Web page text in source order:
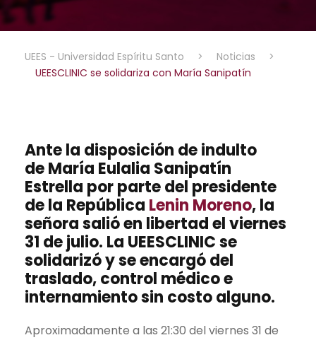
UEES - Universidad Espíritu Santo > Noticias
>
UEESCLINIC se solidariza con María Sanipatín
Ante la disposición de indulto
deMaría Eulalia Sanipatín
Estrella por parte del presidente
de la República Lenin Moreno, la
señora salió en libertad el viernes
31 de julio. La UEESCLINIC se
solidarizó y se encargó del
traslado, control médico e
internamiento sin costo alguno.
Aproximadamente a las 21:30 del viernes 31 de